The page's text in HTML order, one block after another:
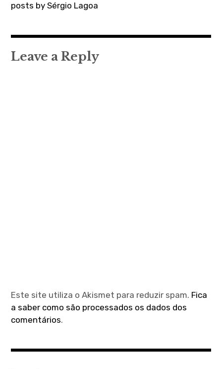
posts by Sérgio Lagoa
Leave a Reply
Este site utiliza o Akismet para reduzir spam. Fica
a saber como são processados os dados dos
comentários.